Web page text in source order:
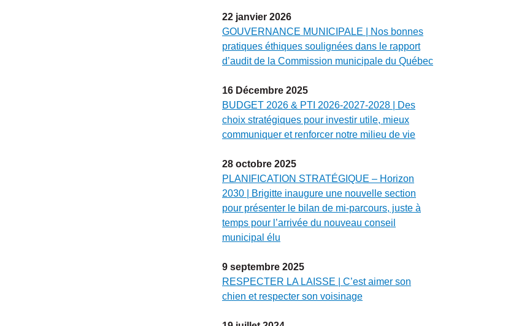
22 janvier 2026
GOUVERNANCE MUNICIPALE | Nos bonnes
pratiques éthiques soulignées dans le rapport
d’audit de la Commission municipale du Québec
16 Décembre 2025
BUDGET 2026 & PTI 2026-2027-2028 | Des
choix stratégiques pour investir utile, mieux
communiquer et renforcer notre milieu de vie
28 octobre 2025
PLANIFICATION STRATÉGIQUE – Horizon
2030 | Brigitte inaugure une nouvelle section
pour présenter le bilan de mi-parcours, juste à
temps pour l’arrivée du nouveau conseil
municipal élu
9 septembre 2025
RESPECTER LA LAISSE | C’est aimer son
chien et respecter son voisinage